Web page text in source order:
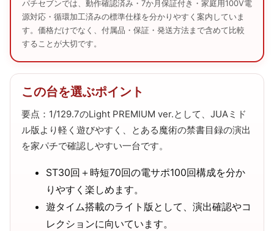
パチセブンでは、動作確認済み・7か月保証付き・家庭用100V電
源対応・循環加工済みの標準仕様を分かりやすく案内していま
す。価格だけでなく、付属品・保証・発送方法まで含めて比較
することが大切です。
この台を選ぶポイント
要点：1/129.7のLight PREMIUM ver.として、JUAミド
ル版より軽く遊びやすく、とある魔術の禁書目録の演出
を家パチで確認しやすい一台です。
ST30回＋時短70回の電サポ100回構成を分か
りやすく楽しめます。
遊タイム搭載のライト版として、演出確認やコ
レクションに向いています。